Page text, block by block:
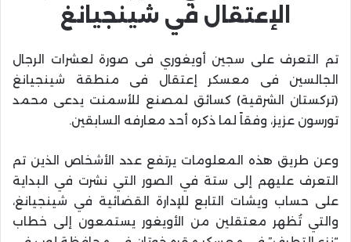
الإعتقال في شينجيانغ
تم التعرف على سجين أويغوري فى صورة لعشرات الرجال
الجالسين فى معسكر إعتقال فى منطقة شينجيانغ
(تركستان الشرقية) كسائق لمصنع للأسمنت يدعى محمد
تورسون عزيز، وفقاً لما ذكره أحد معارفه السابقين.
وعن طريق هذه المعلومات يرتفع عدد الأشخاص الذين تم
التعرف عليهم إلى ستة في الصور التي نشرت في البداية
على حساب ويشات التابع للإدارة القضائية في شينجيانغ،
والتي تُظهر معتقلين من الأويغور يستمعون إلى خطاب